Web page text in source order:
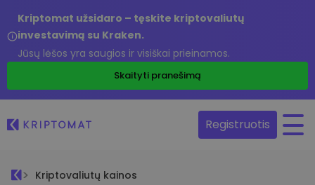
Kriptomat užsidaro – tęskite kriptovaliutų
investavimą su Kraken.
Jūsų lėšos yra saugios ir visiškai prieinamos.
Skaityti pranešimą
Registruotis
Kriptovaliutų kainos